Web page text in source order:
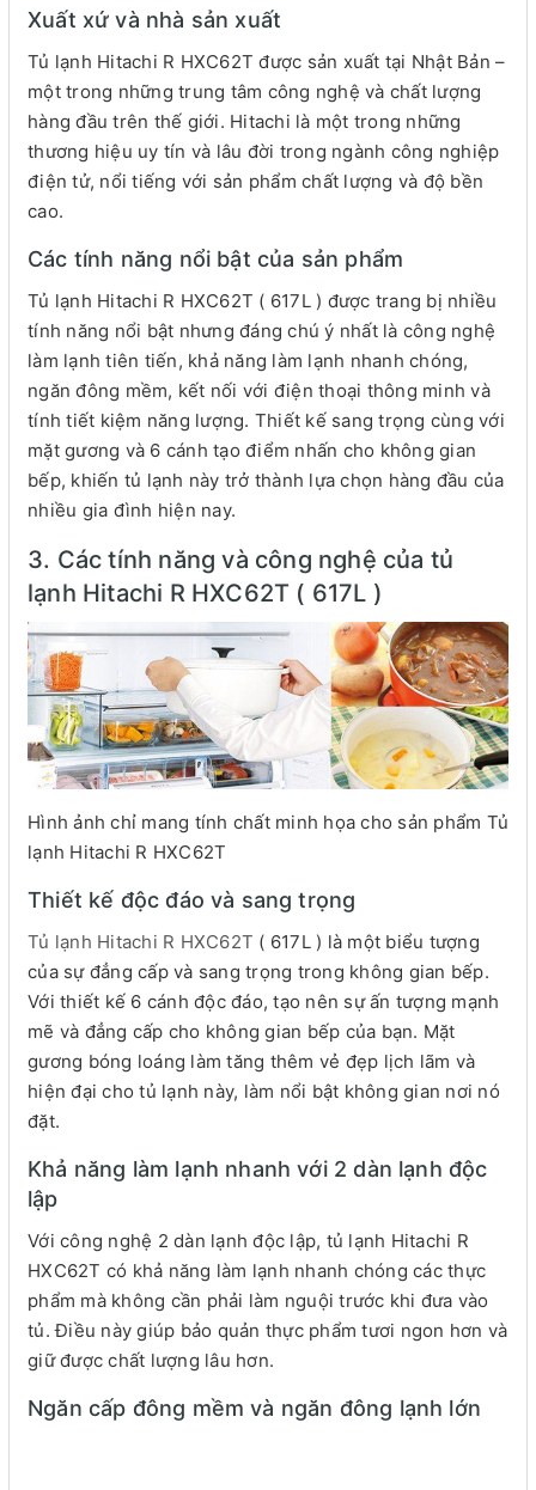
Xuất xứ và nhà sản xuất
Tủ lạnh Hitachi R HXC62T được sản xuất tại Nhật Bản –
một trong những trung tâm công nghệ và chất lượng
hàng đầu trên thế giới. Hitachi là một trong những
thương hiệu uy tín và lâu đời trong ngành công nghiệp
điện tử, nổi tiếng với sản phẩm chất lượng và độ bền
cao.
Các tính năng nổi bật của sản phẩm
Tủ lạnh Hitachi R HXC62T ( 617L ) được trang bị nhiều
tính năng nổi bật nhưng đáng chú ý nhất là công nghệ
làm lạnh tiên tiến, khả năng làm lạnh nhanh chóng,
ngăn đông mềm, kết nối với điện thoại thông minh và
tính tiết kiệm năng lượng. Thiết kế sang trọng cùng với
mặt gương và 6 cánh tạo điểm nhấn cho không gian
bếp, khiến tủ lạnh này trở thành lựa chọn hàng đầu của
nhiều gia đình hiện nay.
3. Các tính năng và công nghệ của tủ
lạnh Hitachi R HXC62T ( 617L )
Hình ảnh chỉ mang tính chất minh họa cho sản phẩm Tủ
lạnh Hitachi R HXC62T
Thiết kế độc đáo và sang trọng
Tủ lạnh Hitachi R HXC62T ( 617L ) là một biểu tượng
của sự đẳng cấp và sang trọng trong không gian bếp.
Với thiết kế 6 cánh độc đáo, tạo nên sự ấn tượng mạnh
mẽ và đẳng cấp cho không gian bếp của bạn. Mặt
gương bóng loáng làm tăng thêm vẻ đẹp lịch lãm và
hiện đại cho tủ lạnh này, làm nổi bật không gian nơi nó
đặt.
Khả năng làm lạnh nhanh với 2 dàn lạnh độc
lập
Với công nghệ 2 dàn lạnh độc lập, tủ lạnh Hitachi R
HXC62T có khả năng làm lạnh nhanh chóng các thực
phẩm mà không cần phải làm nguội trước khi đưa vào
tủ. Điều này giúp bảo quản thực phẩm tươi ngon hơn và
giữ được chất lượng lâu hơn.
Ngăn cấp đông mềm và ngăn đông lạnh lớn